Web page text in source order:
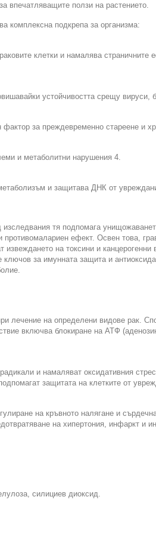
впечатляващите ползи на растението.
комплексна подкрепа за организма:
клетки и намалява
устойчивостта срещу вируси,
за преждевременно стареене и
и метаболитни нарушения 4.
и защитава ДНК от
тя подпомага
ефект. Освен това,
на токсини и
за имунната защита и
лечение на определени видове рак.
включва блокиране на АТФ
и намаляват оксидативния
защитата на клетките от
на кръвното налягане и
на хипертония, инфаркт и
силициев диоксид.